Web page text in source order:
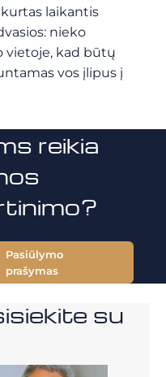
laikantis
nieko
vietoje, kad būtų
vos įlipus į
reikia
Pasiūlymo
prašymas
su